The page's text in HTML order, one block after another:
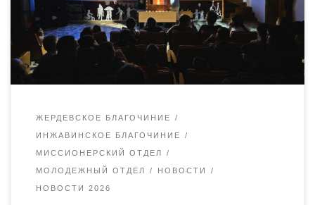
Караул Инжавинского муниципального округа. Гости
показали ребятам вертепный театр, посвященный Рождеству
Христову. Вертепное действо — традиционное святочное
представление рассказывающее историю Праздника. […]
ЖЕРДЕВСКОЕ БЛАГОЧИНИЕ
ИНЖАВИНСКОЕ БЛАГОЧИНИЕ
МИССИОНЕРСКИЙ ОТДЕЛ
МОЛОДЕЖНЫЙ ОТДЕЛ НОВОСТИ
НОВОСТИ 2026